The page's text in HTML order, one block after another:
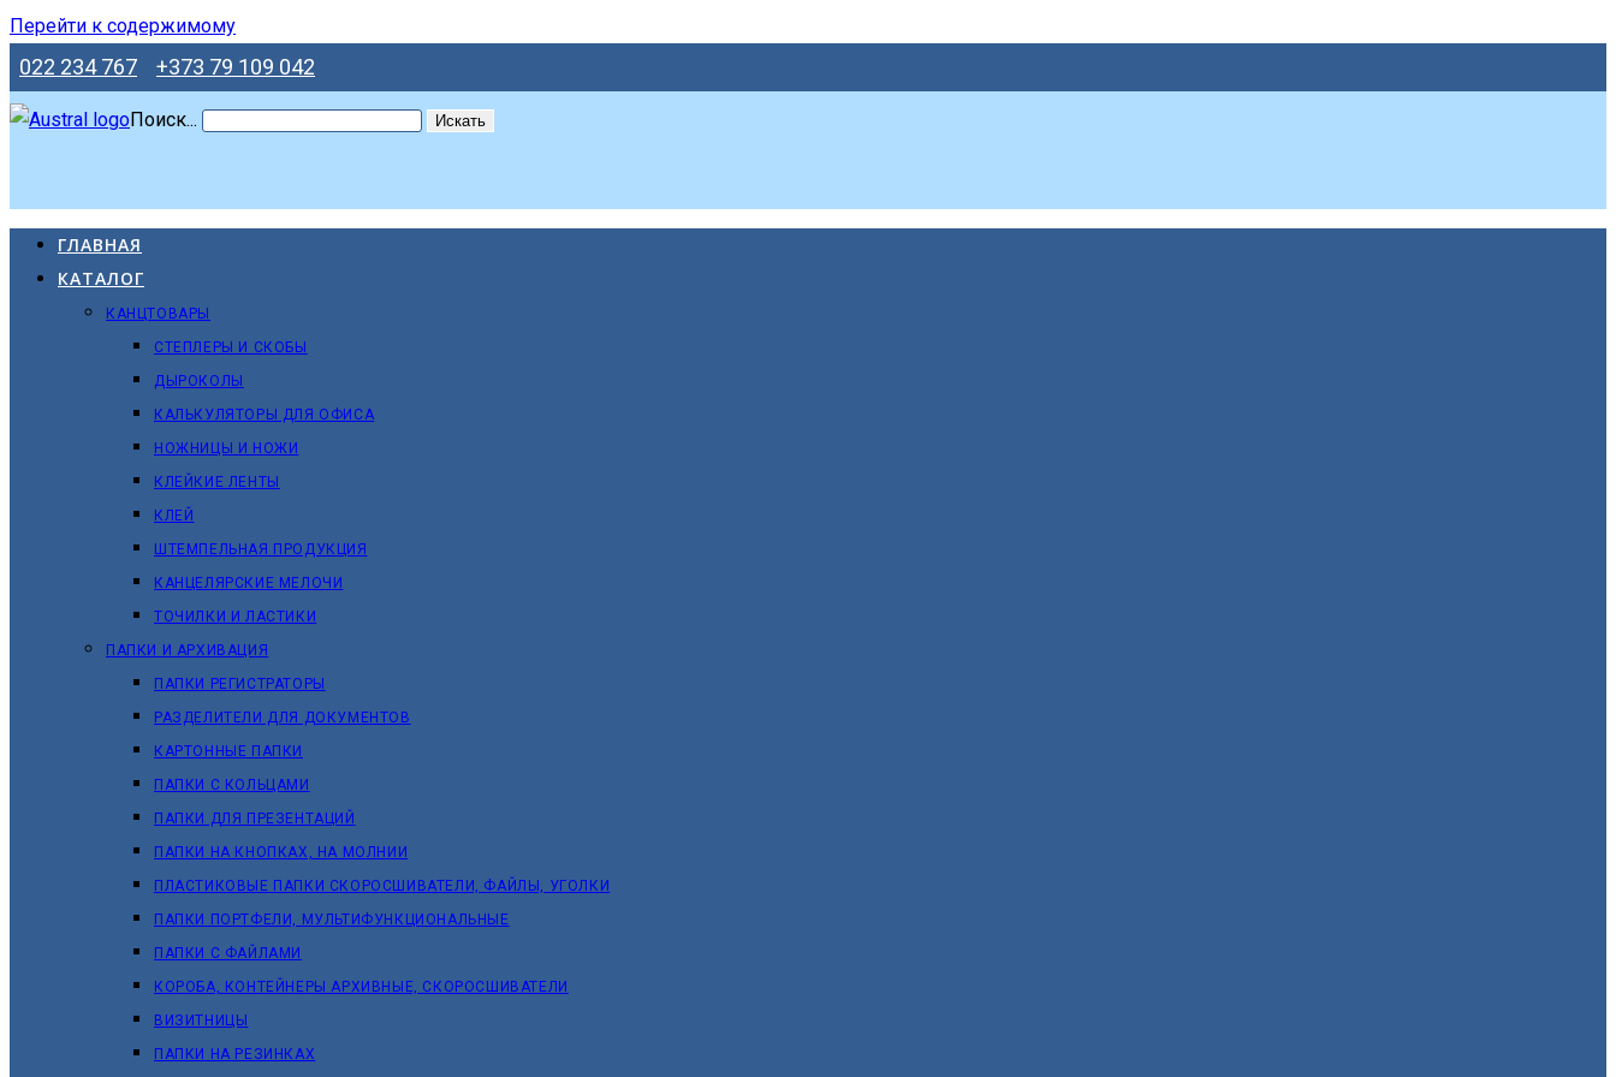
Перейти к содержимому
022 234 767 +373 79 109 042
Поиск... Искать
ГЛАВНАЯ
КАТАЛОГ
КАНЦТОВАРЫ
СТЕПЛЕРЫ И СКОБЫ
ДЫРОКОЛЫ
КАЛЬКУЛЯТОРЫ ДЛЯ ОФИСА
НОЖНИЦЫ И НОЖИ
КЛЕЙКИЕ ЛЕНТЫ
КЛЕЙ
ШТЕМПЕЛЬНАЯ ПРОДУКЦИЯ
КАНЦЕЛЯРСКИЕ МЕЛОЧИ
ТОЧИЛКИ И ЛАСТИКИ
ПАПКИ И АРХИВАЦИЯ
ПАПКИ РЕГИСТРАТОРЫ
РАЗДЕЛИТЕЛИ ДЛЯ ДОКУМЕНТОВ
КАРТОННЫЕ ПАПКИ
ПАПКИ С КОЛЬЦАМИ
ПАПКИ ДЛЯ ПРЕЗЕНТАЦИЙ
ПАПКИ НА КНОПКАХ, НА МОЛНИИ
ПЛАСТИКОВЫЕ ПАПКИ СКОРОСШИВАТЕЛИ, ФАЙЛЫ, УГОЛКИ
ПАПКИ ПОРТФЕЛИ, МУЛЬТИФУНКЦИОНАЛЬНЫЕ
ПАПКИ С ФАЙЛАМИ
КОРОБА, КОНТЕЙНЕРЫ АРХИВНЫЕ, СКОРОСШИВАТЕЛИ
ВИЗИТНИЦЫ
ПАПКИ НА РЕЗИНКАХ